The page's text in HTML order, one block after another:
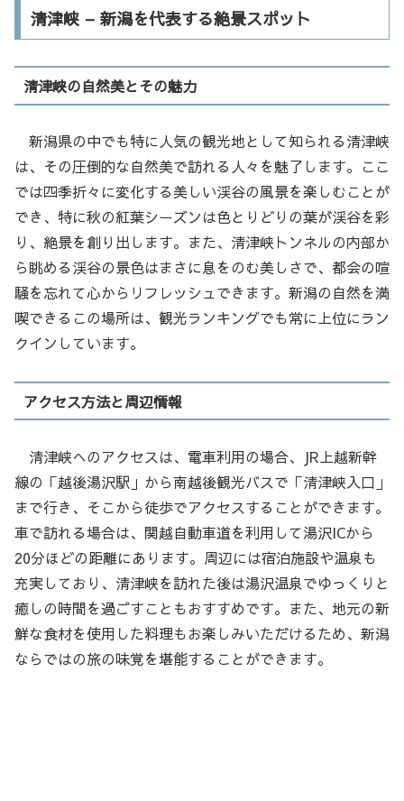
清津峡 – 新潟を代表する絶景スポット
清津峡の自然美とその魅力
新潟県の中でも特に人気の観光地として知られる清津峡
は、その圧倒的な自然美で訪れる人々を魅了します。ここ
では四季折々に変化する美しい渓谷の風景を楽しむことが
でき、特に秋の紅葉シーズンは色とりどりの葉が渓谷を彩
り、絶景を創り出します。また、清津峡トンネルの内部か
ら眺める渓谷の景色はまさに息をのむ美しさで、都会の喧
騒を忘れて心からリフレッシュできます。新潟の自然を満
喫できるこの場所は、観光ランキングでも常に上位にラン
クインしています。
アクセス方法と周辺情報
清津峡へのアクセスは、電車利用の場合、JR上越新幹
線の「越後湯沢駅」から南越後観光バスで「清津峡入口」
まで行き、そこから徒歩でアクセスすることができます。
車で訪れる場合は、関越自動車道を利用して湯沢ICから
20分ほどの距離にあります。周辺には宿泊施設や温泉も
充実しており、清津峡を訪れた後は湯沢温泉でゆっくりと
癒しの時間を過ごすこともおすすめです。また、地元の新
鮮な食材を使用した料理もお楽しみいただけるため、新潟
ならではの旅の味覚を堪能することができます。